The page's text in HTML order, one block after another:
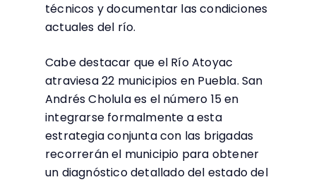
técnicos y documentar las condiciones
actuales del río.
Cabe destacar que el Río Atoyac
atraviesa 22 municipios en Puebla. San
Andrés Cholula es el número 15 en
integrarse formalmente a esta
estrategia conjunta con las brigadas
recorrerán el municipio para obtener
un diagnóstico detallado del estado del